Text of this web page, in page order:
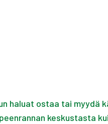
haluat ostaa tai myydä
keskustasta